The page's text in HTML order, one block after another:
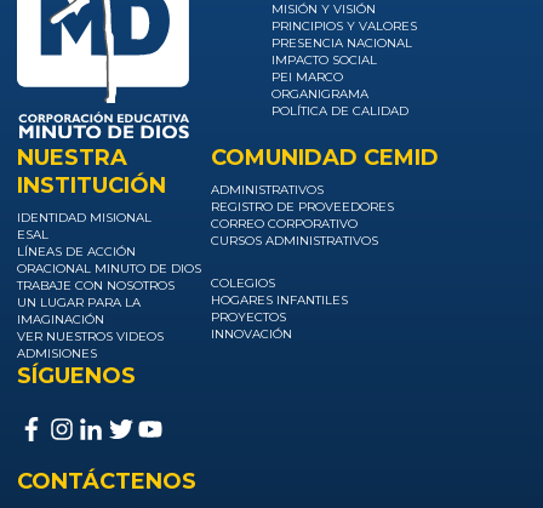
MISIÓN Y VISIÓN
PRINCIPIOS Y VALORES
PRESENCIA NACIONAL
IMPACTO SOCIAL
PEI MARCO
ORGANIGRAMA
POLÍTICA DE CALIDAD
NUESTRA
INSTITUCIÓN
IDENTIDAD MISIONAL
ESAL
LÍNEAS DE ACCIÓN
ORACIONAL MINUTO DE DIOS
TRABAJE CON NOSOTROS
UN LUGAR PARA LA
IMAGINACIÓN
VER NUESTROS VIDEOS
ADMISIONES
COMUNIDAD CEMID
ADMINISTRATIVOS
REGISTRO DE PROVEEDORES
CORREO CORPORATIVO
CURSOS ADMINISTRATIVOS
COLEGIOS
HOGARES INFANTILES
PROYECTOS
INNOVACIÓN
SÍGUENOS
CONTÁCTENOS